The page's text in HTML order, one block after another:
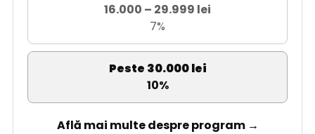
16.000 – 29.999 lei
7%
Peste 30.000 lei
10%
Află mai multe despre program →